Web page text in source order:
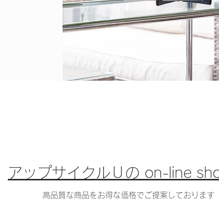
アップサイクルＵの on-line
高品質な商品をお得な価格でご提案しております